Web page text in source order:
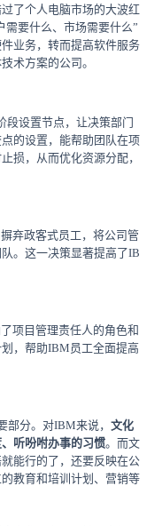
了个人电脑市场的大波红
要什么、市场需要什么”
业务，转而提高软件服务
术方案的公司。
段设置节点，让决策部门
的设置，能帮助团队在项
损，从而优化资源分配，
弃政客式员工，将公司管
。这一决策显著提高了IB
项目管理责任人的角色和
，帮助IBM员工全面提高
部分。对IBM来说， 文化
听吩咐办事的习惯。而文
能行的了，还要反映在公
教育和培训计划、营销等